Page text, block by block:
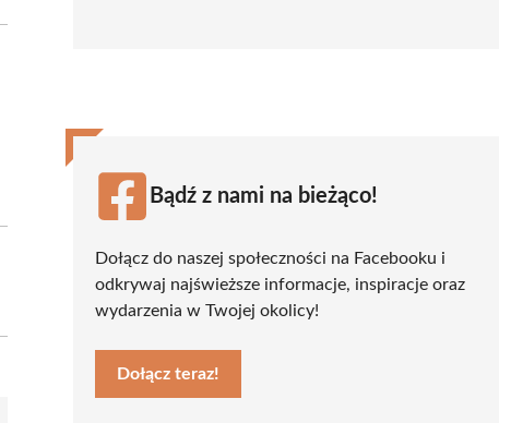
Bądź z nami na bieżąco!
Dołącz do naszej społeczności na Facebooku i
odkrywaj najświeższe informacje, inspiracje oraz
wydarzenia w Twojej okolicy!
Dołącz teraz!